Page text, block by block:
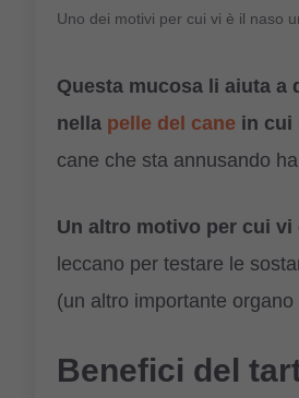
Uno dei motivi per cui vi è il naso
Questa mucosa li aiuta a
nella pelle del cane in cui
cane che sta annusando
Un altro motivo per cui vi
leccano per testare le
(un altro importante organo
Benefici del